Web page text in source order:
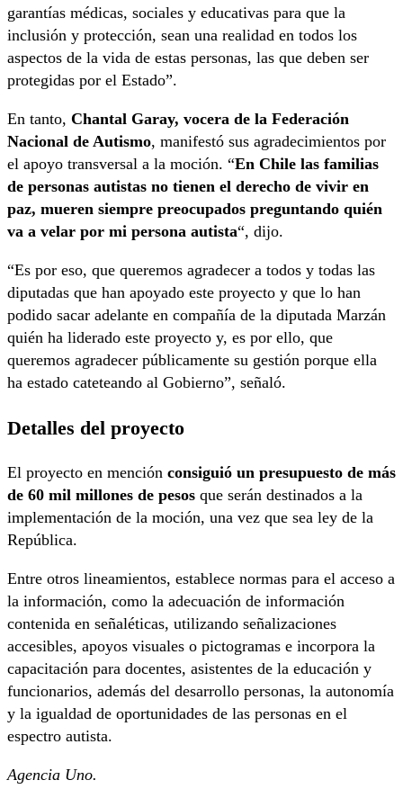
garantías médicas, sociales y educativas para que la
inclusión y protección, sean una realidad en todos los
aspectos de la vida de estas personas, las que deben ser
protegidas por el Estado”.
En tanto, Chantal Garay, vocera de la Federación
Nacional de Autismo, manifestó sus agradecimientos por
el apoyo transversal a la moción. “En Chile las familias
de personas autistas no tienen el derecho de vivir en
paz, mueren siempre preocupados preguntando quién
va a velar por mi persona autista“, dijo.
“Es por eso, que queremos agradecer a todos y todas las
diputadas que han apoyado este proyecto y que lo han
podido sacar adelante en compañía de la diputada Marzán
quién ha liderado este proyecto y, es por ello, que
queremos agradecer públicamente su gestión porque ella
ha estado cateteando al Gobierno”, señaló.
Detalles del proyecto
El proyecto en mención consiguió un presupuesto de más
de 60 mil millones de pesos que serán destinados a la
implementación de la moción, una vez que sea ley de la
República.
Entre otros lineamientos, establece normas para el acceso a
la información, como la adecuación de información
contenida en señaléticas, utilizando señalizaciones
accesibles, apoyos visuales o pictogramas e incorpora la
capacitación para docentes, asistentes de la educación y
funcionarios, además del desarrollo personas, la autonomía
y la igualdad de oportunidades de las personas en el
espectro autista.
Agencia Uno.